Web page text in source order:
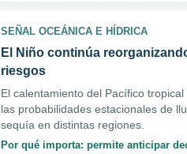
SEÑAL OCEÁNICA E HÍDRICA
El Niño continúa
riesgos
El calentamiento del Pacífico tropical
las probabilidades estacionales de
sequía en distintas regiones.
Por qué importa: permite anticipar